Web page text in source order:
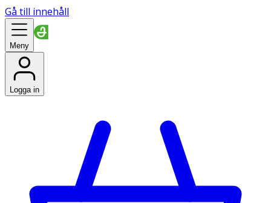
Gå till innehåll
Meny
Logga in